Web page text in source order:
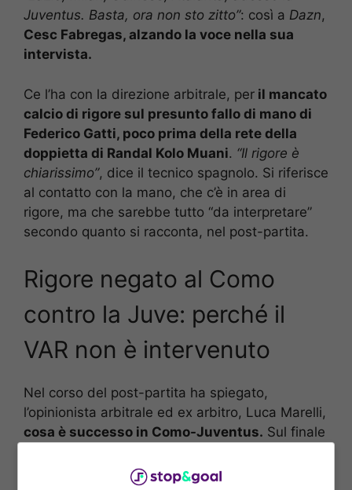
Juventus. Basta, ora non sto zitto”: così a Dazn,
Cesc Fabregas, alzando la voce nella sua
intervista.
Ce l’ha con la direzione arbitrale, per il mancato
calcio di rigore sul presunto fallo di mano di
Federico Gatti, poco prima della rete della
doppietta di Randal Kolo Muani. “Il rigore è
chiarissimo”, dice il tecnico spagnolo. Si riferisce
al contatto con la mano, che c’è in area di
rigore, ma che sarebbe tutto “da interpretare”
secondo quanto si racconta, nel post-partita.
Rigore negato al Como
contro la Juve: perché il
VAR non è intervenuto
Nel corso del post-partita ha spiegato,
l’opinionista arbitrale ed ex arbitro, Luca Marelli,
cosa è successo in Como-Juventus. Sul finale
a favore della Juvecon